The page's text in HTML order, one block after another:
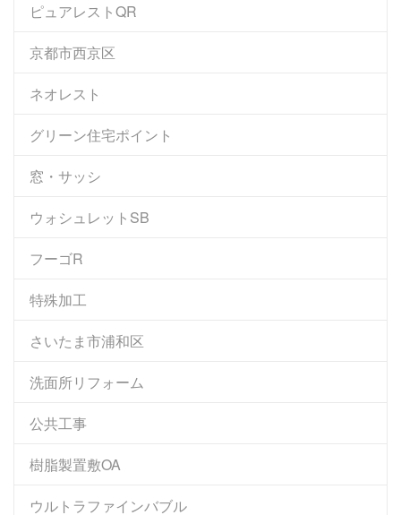
ピュアレストQR
京都市西京区
ネオレスト
グリーン住宅ポイント
窓・サッシ
ウォシュレットSB
フーゴR
特殊加工
さいたま市浦和区
洗面所リフォーム
公共工事
樹脂製置敷OA
ウルトラファインバブル